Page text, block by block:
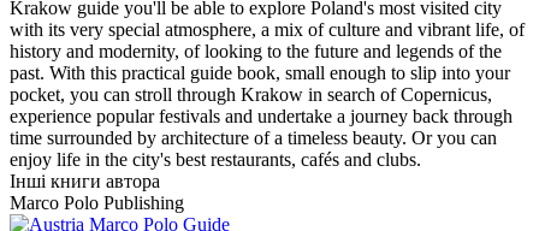
Krakow guide you'll be able to explore Poland's most visited city
with its very special atmosphere, a mix of culture and vibrant life, of
history and modernity, of looking to the future and legends of the
past. With this practical guide book, small enough to slip into your
pocket, you can stroll through Krakow in search of Copernicus,
experience popular festivals and undertake a journey back through
time surrounded by architecture of a timeless beauty. Or you can
enjoy life in the city's best restaurants, cafés and clubs.
Інші книги автора
Marco Polo Publishing